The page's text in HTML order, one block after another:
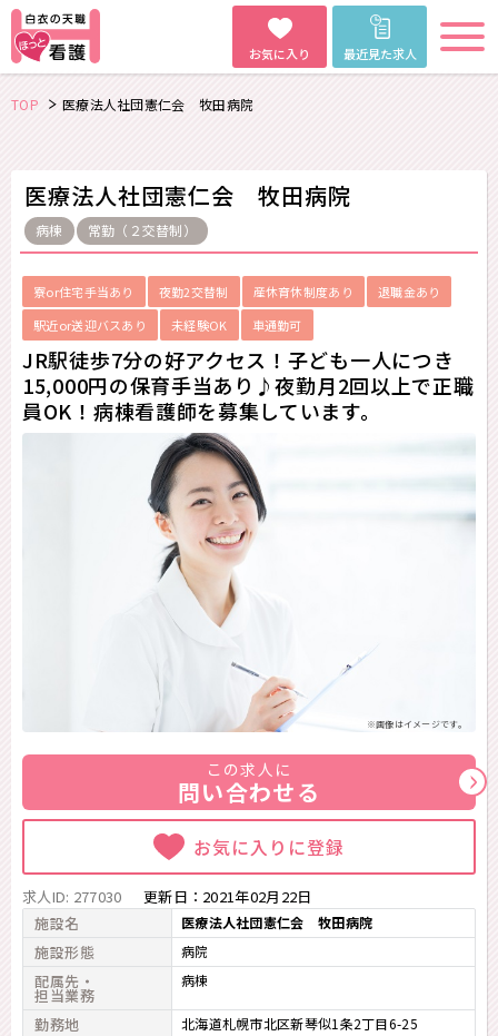
お気に入り 最近見た求人
TOP 医療法人社団憲仁会 牧田病院
医療法人社団憲仁会 牧田病院
病棟 常勤（２交替制）
寮or住宅手当あり 夜勤2交替制 産休育休制度あり
退職金あり
駅近or送迎バスあり
未経験OK 車通勤可
JR駅徒歩7分の好アクセス！子ども一人につき
15,000円の保育手当あり♪夜勤月2回以上で正職
員OK！病棟看護師を募集しています。
※画像はイメージです。
この求人に
問い合わせる
お気に入りに登録
求人ID: 277030 更新日： 2021年02月22日
施設名
医療法人社団憲仁会 牧田病院
施設形態 病院
配属先・
担当業務
病棟
勤務地 北海道札幌市北区新琴似1条2丁目6-25